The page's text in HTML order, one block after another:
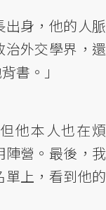
身，他的人脈
外交學界，還
書。」
他本人也在煩
營。最後，我
上，看到他的